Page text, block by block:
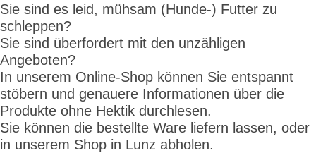
Sie sind es leid, mühsam (Hunde-) Futter zu
schleppen?
Sie sind überfordert mit den unzähligen
Angeboten?
In unserem Online-Shop können Sie entspannt
stöbern und genauere Informationen über die
Produkte ohne Hektik durchlesen.
Sie können die bestellte Ware liefern lassen, oder
in unserem Shop in Lunz abholen.